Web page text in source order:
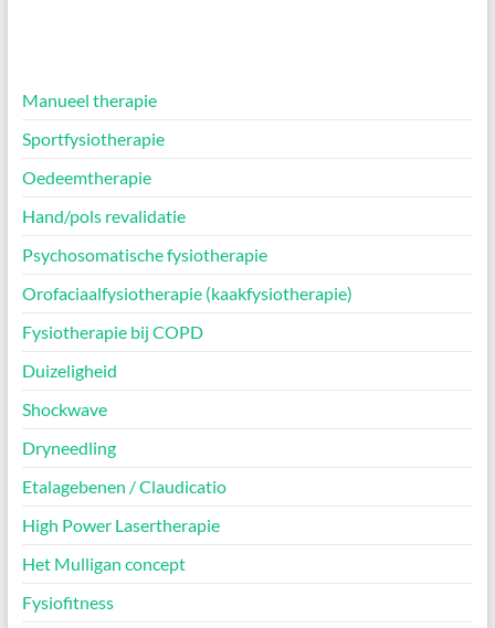
Manueel therapie
Sportfysiotherapie
Oedeemtherapie
Hand/pols revalidatie
Psychosomatische fysiotherapie
Orofaciaalfysiotherapie (kaakfysiotherapie)
Fysiotherapie bij COPD
Duizeligheid
Shockwave
Dryneedling
Etalagebenen / Claudicatio
High Power Lasertherapie
Het Mulligan concept
Fysiofitness